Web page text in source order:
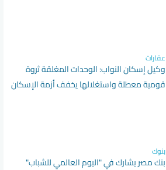
عقارات
وكيل إسكان النواب: الوحدات المغلقة ثروة
قومية معطلة واستغلالها يخفف أزمة الإسكان
بنوك
بنك مصر يشارك في "اليوم العالمي للشباب"